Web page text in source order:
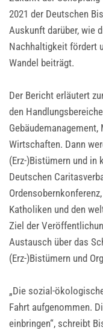
2021 der Deutschen
Auskunft darüber, wie
Nachhaltigkeit fördert
Wandel beiträgt.
Der Bericht erläutert
den
Wirtschaften. Dann
(Erz-)Bistümern und
Deutschen
Katholiken und den
Ziel der
Austausch über das
(Erz-)Bistümern und
„Die sozial-
Fahrt aufgenommen.
einbringen“, schreibt